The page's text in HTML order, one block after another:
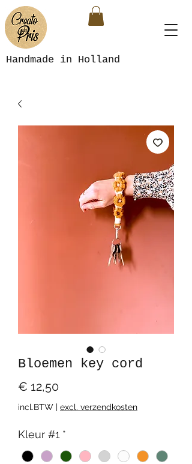
Handmade in Holland
Bloemen key cord
€ 12,50Prijs
incl.BTW | excl. verzendkosten
Kleur #1 *